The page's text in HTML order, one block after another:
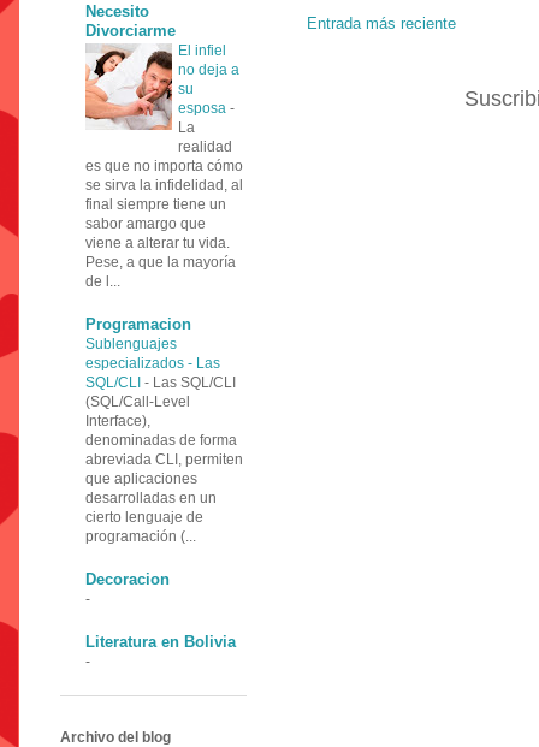
Entrada más reciente
Necesito
Divorciarme
El infiel
no deja a
su
esposa -
La
realidad
es que no importa cómo
se sirva la infidelidad, al
final siempre tiene un
sabor amargo que
viene a alterar tu vida.
Pese, a que la mayoría
de l...
Programacion
Sublenguajes
especializados - Las
SQL/CLI - Las SQL/CLI
(SQL/Call-Level
Interface),
denominadas de forma
abreviada CLI, permiten
que aplicaciones
desarrolladas en un
cierto lenguaje de
programación (...
Decoracion
-
Literatura en Bolivia
-
Archivo del blog